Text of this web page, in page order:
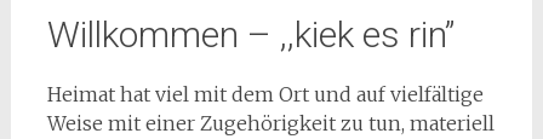
Willkommen – ,,kiek es rin”
Heimat hat viel mit dem Ort und auf vielfältige
Weise mit einer Zugehörigkeit zu tun, materiell